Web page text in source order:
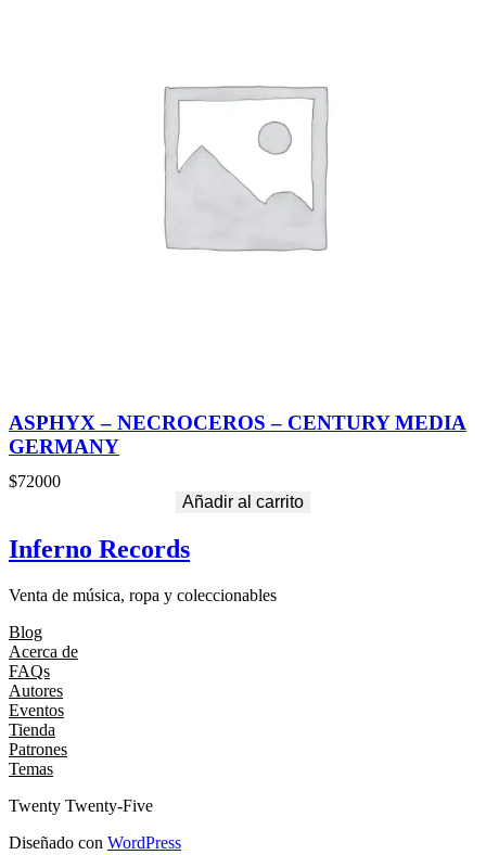
ASPHYX – NECROCEROS – CENTURY MEDIA
GERMANY
$72000
Añadir al carrito
Inferno Records
Venta de música, ropa y coleccionables
Blog
Acerca de
FAQs
Autores
Eventos
Tienda
Patrones
Temas
Twenty Twenty-Five
Diseñado con WordPress